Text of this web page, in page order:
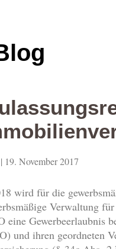
| 19. November 2017
wird für die
Verwaltung
eine Gewerbeerlaubnis
und ihren geordneten